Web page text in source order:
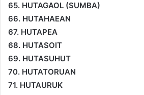
65. HUTAGAOL (SUMBA)
66. HUTAHAEAN
67. HUTAPEA
68. HUTASOIT
69. HUTASUHUT
70. HUTATORUAN
71. HUTAURUK